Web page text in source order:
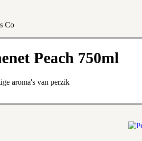
Co
Peach 750ml
aroma's van perzik